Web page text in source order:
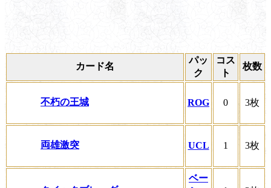
カード名
パッ
ク
コス
ト
枚数
不朽の王城 ROG 0 3枚
両雄激突 UCL 1 3枚
ベー